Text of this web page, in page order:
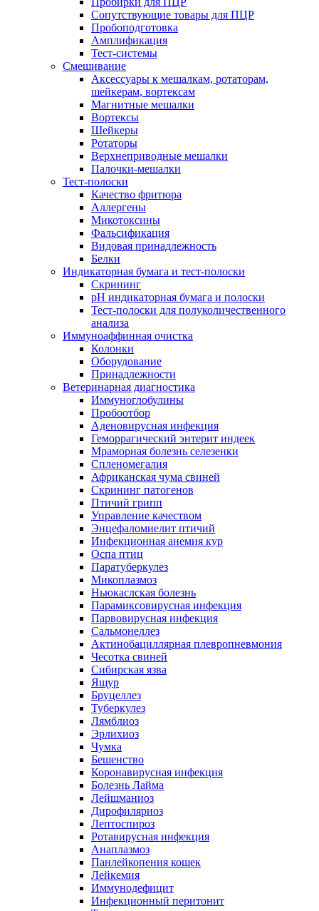
Сопутствующие товары для ПЦР
Пробоподготовка
Амплификация
Тест-системы
Смешивание
Аксессуары к мешалкам, ротаторам,
шейкерам, вортексам
Магнитные мешалки
Вортексы
Шейкеры
Ротаторы
Верхнеприводные мешалки
Палочки-мешалки
Тест-полоски
Качество фритюра
Аллергены
Микотоксины
Фальсификация
Видовая принадлежность
Белки
Индикаторная бумага и тест-полоски
Скрининг
pH индикаторная бумага и полоски
Тест-полоски для полуколичественного
анализа
Иммуноаффинная очистка
Колонки
Оборудование
Принадлежности
Ветеринарная диагностика
Иммуноглобулины
Пробоотбор
Аденовирусная инфекция
Геморрагический энтерит индеек
Мраморная болезнь селезенки
Спленомегалия
Африканская чума свиней
Скрининг патогенов
Птичий грипп
Управление качеством
Энцефаломиелит птичий
Инфекционная анемия кур
Оспа птиц
Паратуберкулез
Микоплазмоз
Ньюкаслская болезнь
Парамиксовирусная инфекция
Парвовирусная инфекция
Сальмонеллез
Актинобациллярная плевропневмония
Чесотка свиней
Сибирская язва
Ящур
Бруцеллез
Туберкулез
Лямблиоз
Эрлихиоз
Чумка
Бешенство
Коронавирусная инфекция
Болезнь Лайма
Лейшманиоз
Дирофиляриоз
Лептоспироз
Ротавирусная инфекция
Анаплазмоз
Панлейкопения кошек
Лейкемия
Иммунодефицит
Инфекционный перитонит